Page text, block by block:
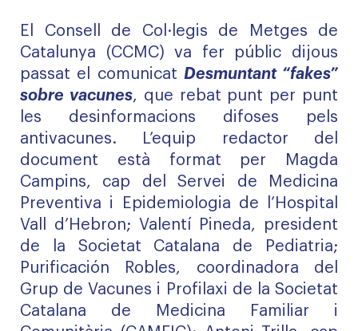
El Consell de Col·legis de Metges de
Catalunya (CCMC) va fer públic dijous
passat el comunicat Desmuntant “fakes”
sobre vacunes, que rebat punt per punt
les desinformacions difoses pels
antivacunes. L’equip redactor del
document està format per Magda
Campins, cap del Servei de Medicina
Preventiva i Epidemiologia de l’Hospital
Vall d’Hebron; Valentí Pineda, president
de la Societat Catalana de Pediatria;
Purificación Robles, coordinadora del
Grup de Vacunes i Profilaxi de la Societat
Catalana de Medicina Familiar i